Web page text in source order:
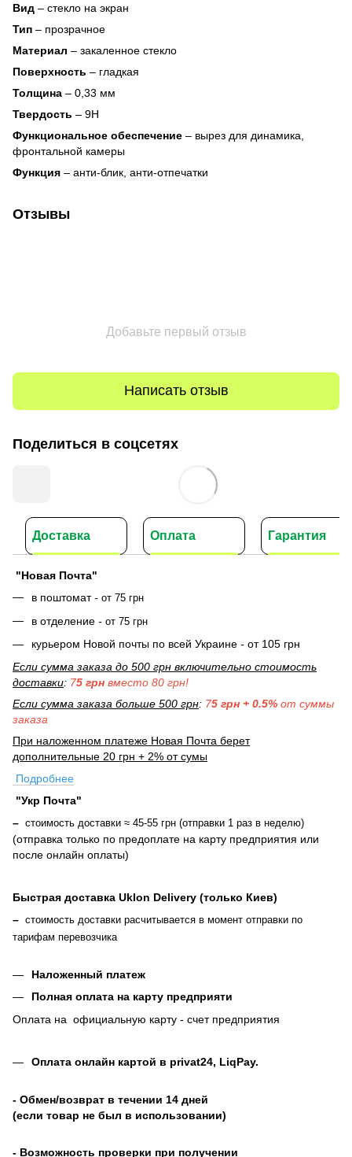
Вид – стекло на экран
Тип – прозрачное
Материал – закаленное стекло
Поверхность – гладкая
Толщина – 0,33 мм
Твердость – 9H
Функциональное обеспечение – вырез для динамика,
фронтальной камеры
Функция – анти-блик, анти-отпечатки
Отзывы
Добавьте первый отзыв
Написать отзыв
Поделиться в соцсетях
Доставка Оплата Гарантия
"Новая Почта"
в поштомат- от 75 грн
в отделение - от 75 грн
курьером Новой почты по всей Украине - от 105 грн
Если сумма заказа до 500 грн включительно стоимость
доставки: 75 грн вместо 80 грн!
Если сумма заказа больше 500 грн: 75 грн + 0.5% от суммы
заказа
При наложенном платеже Новая Почта берет
дополнительные 20 грн + 2% от сумы
Подробнее
"Укр Почта"
– стоимость доставки ≈ 45-55 грн (отправки 1 раз в неделю)
(отправка только по предоплате на карту предприятия или
после онлайн оплаты)
Быстрая доставка Uklon Delivery (только Киев)
– стоимость доставки расчитывается в момент отправки по
тарифам перевозчика
Наложенный платеж
Полная оплата на карту предприяти
Оплата на официальную карту - счет предприятия
Оплата онлайн картой в privat24, LiqPay.
- Обмен/возврат в течении 14 дней
(если товар не был в использовании)
- Возможность проверки при получении